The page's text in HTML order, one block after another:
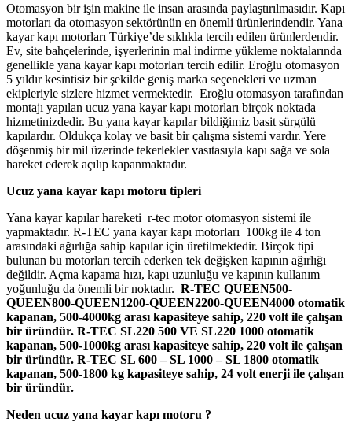
Otomasyon bir işin makine ile insan arasında paylaştırılmasıdır. Kapı
motorları da otomasyon sektörünün en önemli ürünlerindendir. Yana
kayar kapı motorları Türkiye’de sıklıkla tercih edilen ürünlerdendir.
Ev, site bahçelerinde, işyerlerinin mal indirme yükleme noktalarında
genellikle yana kayar kapı motorları tercih edilir. Eroğlu otomasyon
5 yıldır kesintisiz bir şekilde geniş marka seçenekleri ve uzman
ekipleriyle sizlere hizmet vermektedir. Eroğlu otomasyon tarafından
montajı yapılan ucuz yana kayar kapı motorları birçok noktada
hizmetinizdedir. Bu yana kayar kapılar bildiğimiz basit sürgülü
kapılardır. Oldukça kolay ve basit bir çalışma sistemi vardır. Yere
döşenmiş bir mil üzerinde tekerlekler vasıtasıyla kapı sağa ve sola
hareket ederek açılıp kapanmaktadır.
Ucuz yana kayar kapı motoru tipleri
Yana kayar kapılar hareketi r-tec motor otomasyon sistemi ile
yapmaktadır. R-TEC yana kayar kapı motorları 100kg ile 4 ton
arasındaki ağırlığa sahip kapılar için üretilmektedir. Birçok tipi
bulunan bu motorları tercih ederken tek değişken kapının ağırlığı
değildir. Açma kapama hızı, kapı uzunluğu ve kapının kullanım
yoğunluğu da önemli bir noktadır. R-TEC QUEEN500-
QUEEN800-QUEEN1200-QUEEN2200-QUEEN4000 otomatik
kapanan, 500-4000kg arası kapasiteye sahip, 220 volt ile çalışan
bir üründür. R-TEC SL220 500 VE SL220 1000 otomatik
kapanan, 500-1000kg arası kapasiteye sahip, 220 volt ile çalışan
bir üründür. R-TEC SL 600 – SL 1000 – SL 1800 otomatik
kapanan, 500-1800 kg kapasiteye sahip, 24 volt enerji ile çalışan
bir üründür.
Neden ucuz yana kayar kapı motoru ?